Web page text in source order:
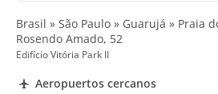
Brasil » São Paulo » Guarujá » Praia
Rosendo Amado, 52
Edifício Vitória Park II
Aeropuertos cercanos